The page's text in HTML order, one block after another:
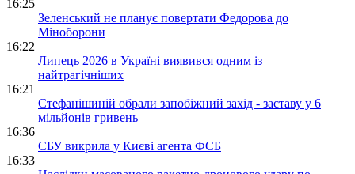
16:25
Зеленський не планує повертати Федорова до
Міноборони
16:22
Липець 2026 в Україні виявився одним із
найтрагічніших
16:21
Стефанішиній обрали запобіжний захід - заставу у 6
мільйонів гривень
16:36
СБУ викрила у Києві агента ФСБ
16:33